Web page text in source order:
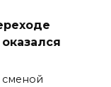
сменой